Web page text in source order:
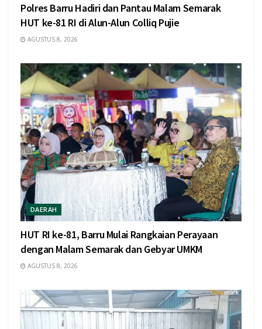
Polres Barru Hadiri dan Pantau Malam Semarak
HUT ke-81 RI di Alun-Alun Colliq Pujie
AGUSTUS 8, 2026
DAERAH
HUT RI ke-81, Barru Mulai Rangkaian Perayaan
dengan Malam Semarak dan Gebyar UMKM
AGUSTUS 8, 2026